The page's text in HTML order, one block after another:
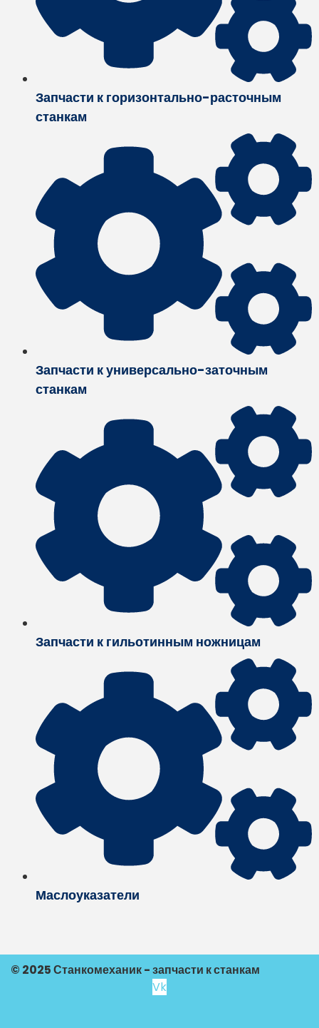
Запчасти к горизонтально-расточным
станкам
Запчасти к универсально-заточным
станкам
Запчасти к гильотинным ножницам
Маслоуказатели
© 2025 Станкомеханик - запчасти к станкам
Vk